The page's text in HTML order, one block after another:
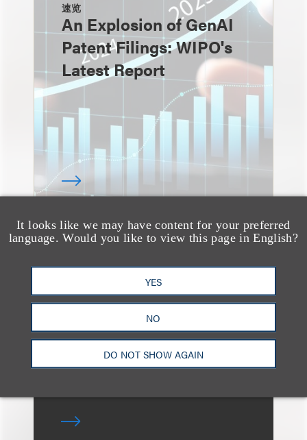
It looks like we may have content for your preferred
language. Would you like to view this page in English?
YES
NO
DO NOT SHOW AGAIN
速览
An Explosion of GenAI
Patent Filings: WIPO's
Latest Report
消息/新闻稿
Loeb & Loeb
Announces Arrival of
Entertainment Partner
Liza Montesano in New